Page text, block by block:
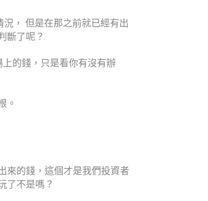
， 但是在那之前就已經有出
斷了呢？
的錢，只是看你有沒有辦
。
來的錢，這個才是我們投資者
了不是嗎？